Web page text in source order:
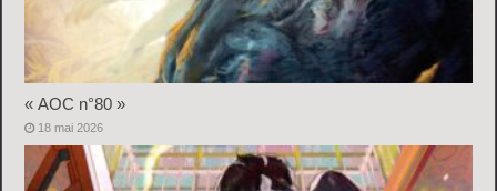
« AOC n°80 »
18 mai 2026